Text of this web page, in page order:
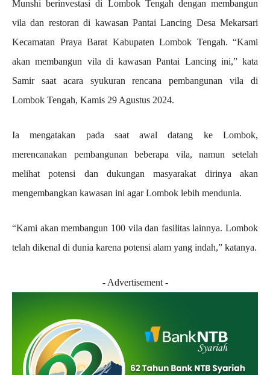
Munshi berinvestasi di Lombok Tengah dengan membangun
vila dan restoran di kawasan Pantai Lancing Desa Mekarsari
Kecamatan Praya Barat Kabupaten Lombok Tengah. “Kami
akan membangun vila di kawasan Pantai Lancing ini,” kata
Samir saat acara syukuran rencana pembangunan vila di
Lombok Tengah, Kamis 29 Agustus 2024.
Ia mengatakan pada saat awal datang ke Lombok,
merencanakan pembangunan beberapa vila, namun setelah
melihat potensi dan dukungan masyarakat dirinya akan
mengembangkan kawasan ini agar Lombok lebih mendunia.
“Kami akan membangun 100 vila dan fasilitas lainnya. Lombok
telah dikenal di dunia karena potensi alam yang indah,” katanya.
- Advertisement -